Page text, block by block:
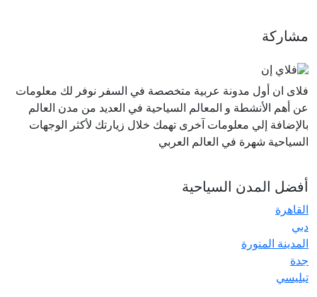
مشاركة
فلاى ان أول مدونة عربية متخصصة في السفر نوفر لك معلومات
عن أهم الأنشطة و المعالم السياحية في العديد من مدن العالم
بالإضافة إلي معلومات آخرى تهمك خلال زيارتك لأكثر الوجهات
السياحية شهرة في العالم العربي
أفضل المدن السياحية
القاهرة
دبي
المدينة المنورة
جدة
تبليسي